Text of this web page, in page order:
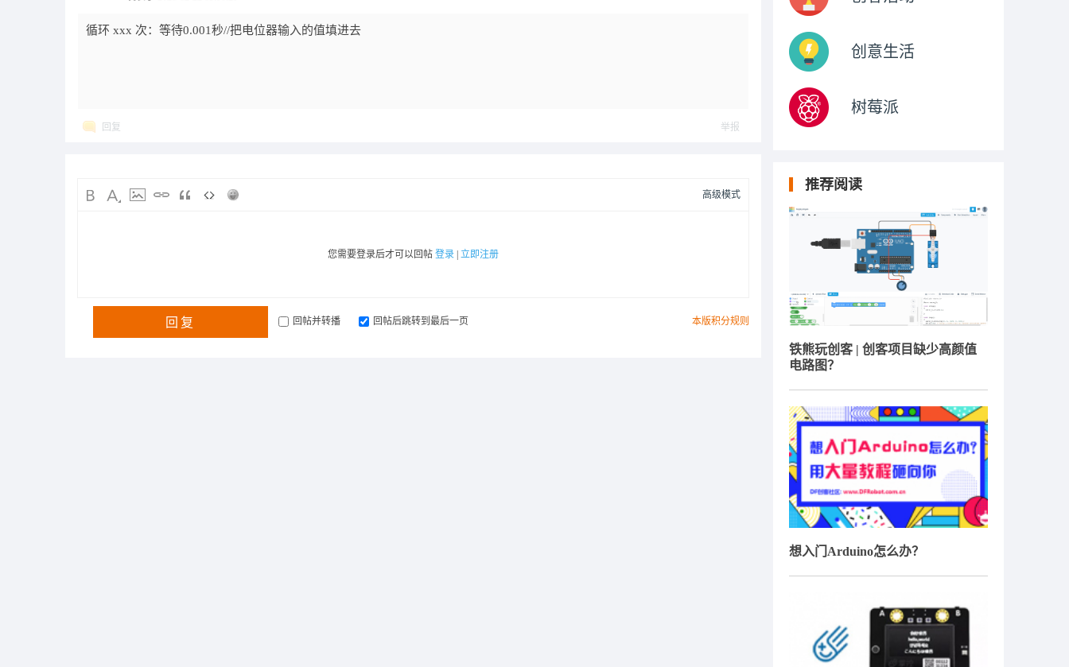
循环 xxx 次：等待0.001秒//把电位器输入的值填进去
回复 举报
高级模式
您需要登录后才可以回帖 登录 立即注册
本版积分规则
回复 回帖并转播 回帖后跳转到最后一页
创意生活
树莓派
推荐阅读
铁熊玩创客 | 创客项目缺少高颜值
电路图？
想入门Arduino怎么办？